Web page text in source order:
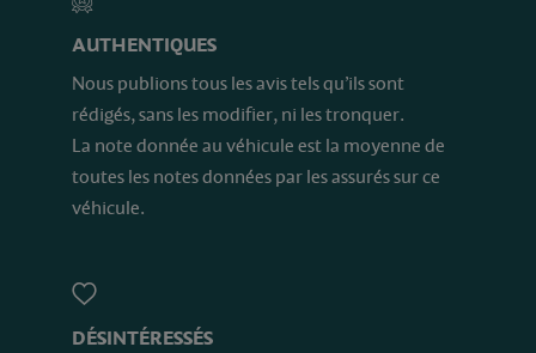
AUTHENTIQUES
Nous publions tous les avis tels qu’ils sont
rédigés, sans les modifier, ni les tronquer.
La note donnée au véhicule est la moyenne de
toutes les notes données par les assurés sur ce
véhicule.
DÉSINTÉRESSÉS